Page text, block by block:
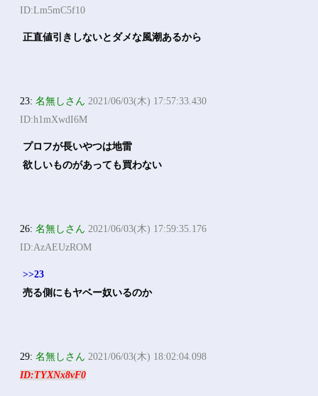
ID:Lm5mC5f10
正直値引きしないとダメな風潮あるから
23:名無しさん 2021/06/03(木) 17:57:33.430
ID:h1mXwdI6M
プロフが長いやつは地雷
欲しいものがあっても買わない
26:名無しさん 2021/06/03(木) 17:59:35.176
ID:AzAEUzROM
>>23
売る側にもヤベー奴いるのか
29:名無しさん 2021/06/03(木) 18:02:04.098
ID:TYXNx8vF0